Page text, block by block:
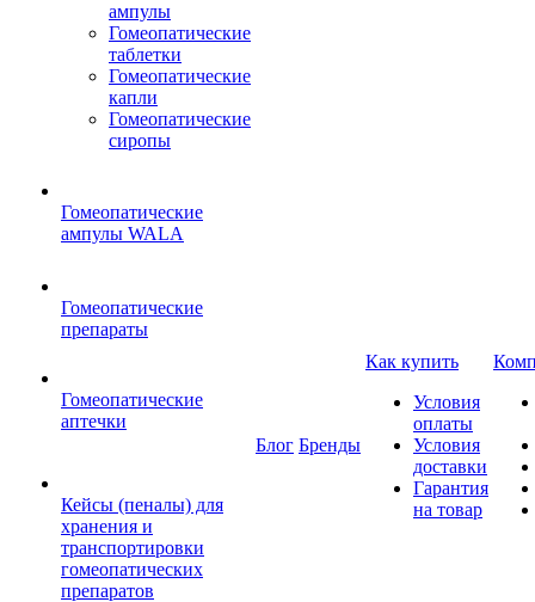
ампулы
Гомеопатические
таблетки
Гомеопатические
капли
Гомеопатические
сиропы
Гомеопатические
ампулы WALA
Гомеопатические
препараты
Гомеопатические
аптечки
Кейсы (пеналы) для
хранения и
транспортировки
гомеопатических
препаратов
Блог Бренды
Как купить
Условия
оплаты
Условия
доставки
Гарантия
на товар